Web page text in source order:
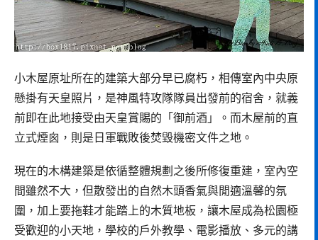
小木屋原址所在的建築大部分早已腐朽，相傳室內中央原
懸掛有天皇照片，是神風特攻隊隊員出發前的宿舍，就義
前即在此地接受由天皇賞賜的「御前酒」。而木屋前的直
立式煙囪，則是日軍戰敗後焚毀機密文件之地。
現在的木構建築是依循整體規劃之後所修復重建，室內空
間雖然不大，但散發出的自然木頭香氣與閒適溫馨的氛
圍，加上要拖鞋才能踏上的木質地板，讓木屋成為松園極
受歡迎的小天地，學校的戶外教學、電影播放、多元的講